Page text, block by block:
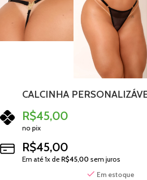
CALCINHA
R$45,00
no pix
R$45,00
Em até1x de R$45,00 sem juros
Em estoque